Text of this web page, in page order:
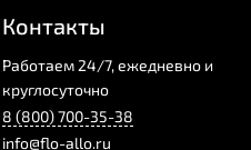
Контакты
Работаем 24/7, ежедневно и
круглосуточно
8 (800) 700-35-38
info@flo-allo.ru